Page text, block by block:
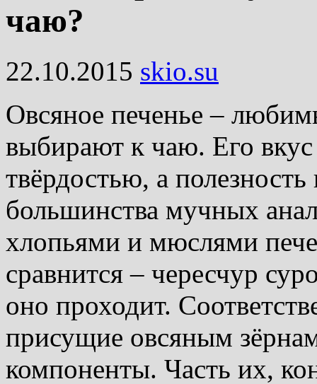
чаю?
22.10.2015 skio.su
Овсяное печенье –
выбирают к чаю. Его вкус
твёрдостью, а
большинства мучных
хлопьями и мюслями
сравнится – чересчур
оно проходит.
присущие овсяным
компоненты. Часть их,